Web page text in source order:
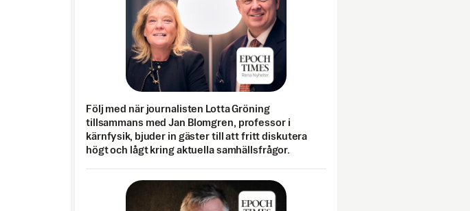
Följ med när journalisten Lotta Gröning
tillsammans med Jan Blomgren, professor i
kärnfysik, bjuder in gäster till att fritt diskutera
högt och lågt kring aktuella samhällsfrågor.